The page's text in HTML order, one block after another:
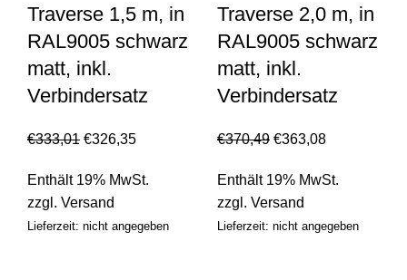
Traverse 1,5 m, in
RAL9005 schwarz
matt, inkl.
Verbindersatz
€333,01 €326,35
Enthält 19% MwSt.
zzgl. Versand
Lieferzeit: nicht angegeben
Traverse 2,0 m, in
RAL9005 schwarz
matt, inkl.
Verbindersatz
€370,49 €363,08
Enthält 19% MwSt.
zzgl. Versand
Lieferzeit: nicht angegeben